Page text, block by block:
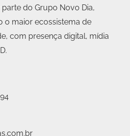
parte do Grupo Novo Dia,
o maior ecossistema de
com presença digital, mídia